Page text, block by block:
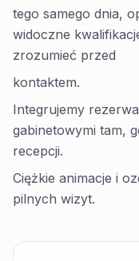
tego samego dnia,
widoczne
zrozumieć przed
kontaktem.
Integrujemy
gabinetowymi tam,
recepcji.
Ciężkie animacje i
pilnych wizyt.